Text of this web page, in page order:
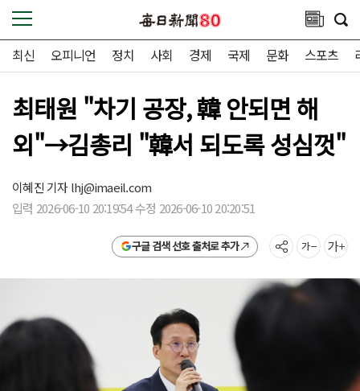
최신 오피니언 정치 사회 경제 국제 문화 스포츠
최태원 "차기 공장, 韓 안되면 해
외"→김총리 "韓서 되도록 성심껏"
이혜진 기자lhj@imaeil.com
입력 2026-06-10 20:19:54 수정 2026-06-10 20:20:51
구글 검색 선호 출처로 추가